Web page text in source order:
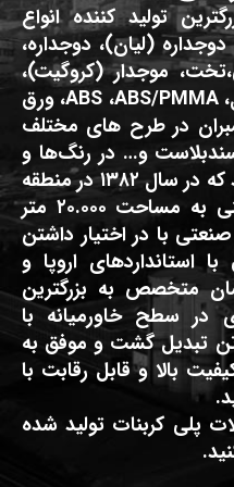
تولید کننده انواع
(لیان)، دوجداره،
موجدار (کروگیت)،
اکریلیک، کریستال، طرح سفال، ABS ،ABS/PMMA، ورق
در طرح های مختلف
و… در رنگ‌ها و
ضخامت‌های مختلف می‌باشد که در سال ۱۳۸۲ در منطقه
ویژه اقتصادی بوشهر در زمینی به مساحت ۲۰.۰۰۰ متر
با در اختیار داشتن
استانداردهای اروپا و
متخصص به بزرگترین
در سطح خاورمیانه با
تولید سالیانه ۲۸.۰۰۰ تن تبدیل گشت و موفق به
بالا و قابل رقابت با
پلی کربنات تولید شده